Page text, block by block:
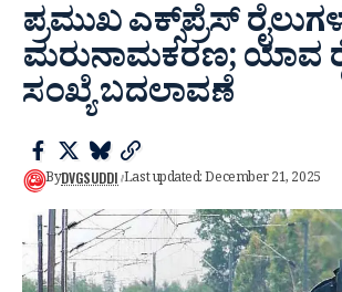
ಪ್ರಮುಖ ಎಕ್ಸ್‌ಪ್ರೆಸ್
ಮರುನಾಮಕರಣ; ಯಾವ
ಸಂಖ್ಯೆ ಬದಲಾವಣೆ
ByDVGSUDDI Last updated: December 21, 2025